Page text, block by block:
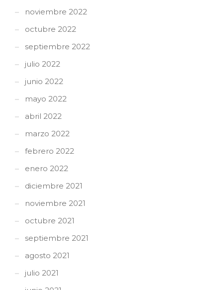
noviembre 2022
octubre 2022
septiembre 2022
julio 2022
junio 2022
mayo 2022
abril 2022
marzo 2022
febrero 2022
enero 2022
diciembre 2021
noviembre 2021
octubre 2021
septiembre 2021
agosto 2021
julio 2021